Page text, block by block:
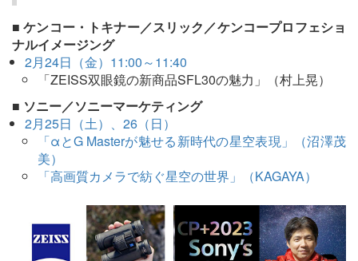
■ ケンコー・トキナー／スリック／ケンコープロフェショ
ナルイメージング
2月24日（金）11:00～11:40
「ZEISS双眼鏡の新商品SFL30の魅力」（村上晃）
■ ソニー／ソニーマーケティング
2月25日（土）、26（日）
「αとG Masterが魅せる新時代の星空表現」（沼澤茂
美）
「高画質カメラで紡ぐ星空の世界」（KAGAYA）